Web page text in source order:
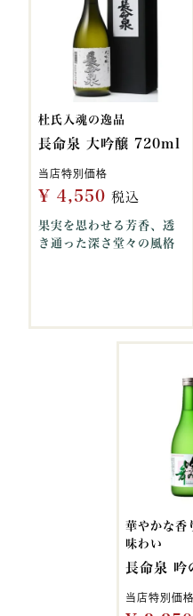
杜氏入魂の逸品
長命泉 大吟醸 720ml
当店特別価格
¥ 4,550 税込
果実を思わせる芳香、透
き通った深さ堂々の風格
華やかな香
味わい
長命泉 吟
当店特別価格